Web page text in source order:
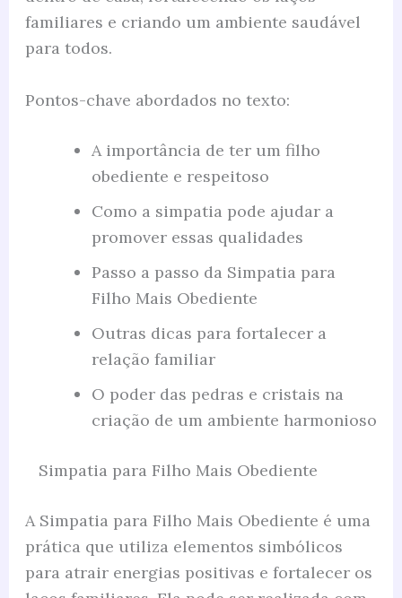
familiares e criando um ambiente saudável
para todos.
Pontos-chave abordados no texto:
A importância de ter um filho
obediente e respeitoso
Como a simpatia pode ajudar a
promover essas qualidades
Passo a passo da Simpatia para
Filho Mais Obediente
Outras dicas para fortalecer a
relação familiar
O poder das pedras e cristais na
criação de um ambiente harmonioso
Simpatia para Filho Mais Obediente
A Simpatia para Filho Mais Obediente é uma
prática que utiliza elementos simbólicos
para atrair energias positivas e fortalecer os